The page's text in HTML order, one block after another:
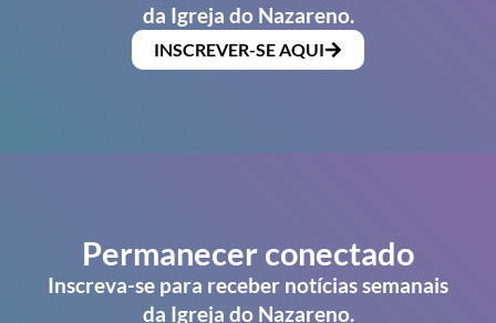
da Igreja do Nazareno.
INSCREVER-SE AQUI
Permanecer conectado
Inscreva-se para receber notícias semanais
da Igreja do Nazareno.